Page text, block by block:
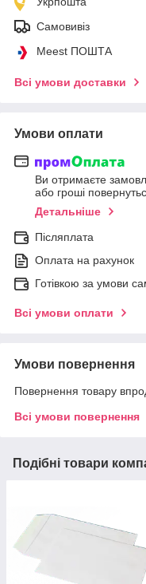
Самовивіз
Meest ПОШТА
Всі умови доставки
Умови оплати
Ви отримаєте
або гроші
Детальніше
Післяплата
Оплата на рахунок
Готівкою за умови
Всі умови оплати
Умови повернення
Повернення товару
Всі умови повернення
Подібні товари